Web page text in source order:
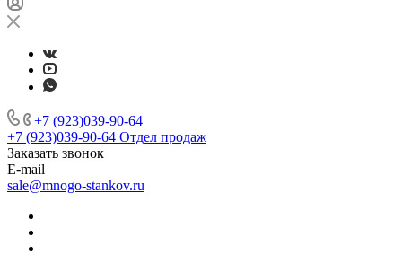
+7 (923)039-90-64
+7 (923)039-90-64 Отдел продаж
Заказать звонок
E-mail
sale@mnogo-stankov.ru